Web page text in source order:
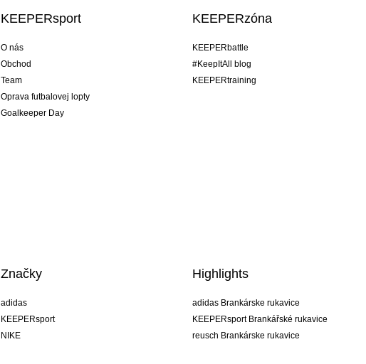
KEEPERsport
O nás
Obchod
Team
Oprava futbalovej lopty
Goalkeeper Day
KEEPERzóna
KEEPERbattle
#KeepItAll blog
KEEPERtraining
Značky
adidas
KEEPERsport
NIKE
Highlights
adidas Brankárske rukavice
KEEPERsport Brankářské rukavice
reusch Brankárske rukavice